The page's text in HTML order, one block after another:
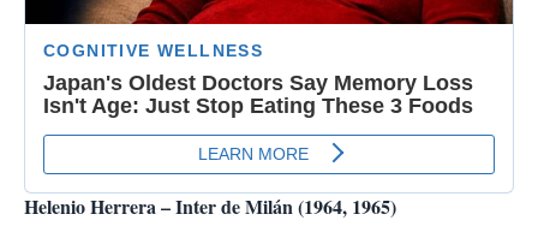
Helenio Herrera – Inter de Milán (1964, 1965)